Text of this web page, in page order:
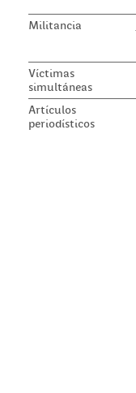
Militancia
Víctimas
simultáneas
Artículos
periodísticos